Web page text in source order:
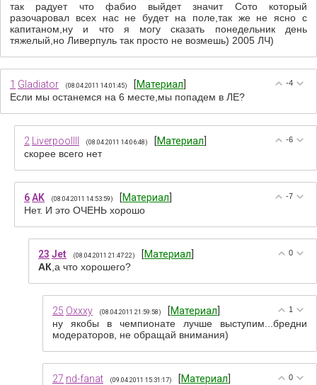
так радует что фабио выйдет значит Сото который
разочаровал всех нас не будет на поле,так же не ясно с
капитаном,ну и что я могу сказать понедельник день
тяжелый,но Ливерпуль так просто не возмешь) 2005 ЛЧ)
-4
1 Gladiator (08.04.2011 14:01:45) [Материал
Если мы останемся на 6 месте,мы попадем в ЛЕ?
-6
2 Liverpoollll (08.04.2011 14:06:48) [Материал
скорее всего нет
-7
6AK (08.04.2011 14:53:59) [Материал
Нет. И это ОЧЕНЬ хорошо
0
23 Jet (08.04.2011 21:47:22) [Материал
АК ,а что хорошего?
1
25 Oxxxy (08.04.2011 21:59:58) [Материал
ну якобы в чемпионате лучше выступим...бредни
модераторов, не обращай внимания)
0
27 nd-fanat (09.04.2011 15:31:17) [Материал